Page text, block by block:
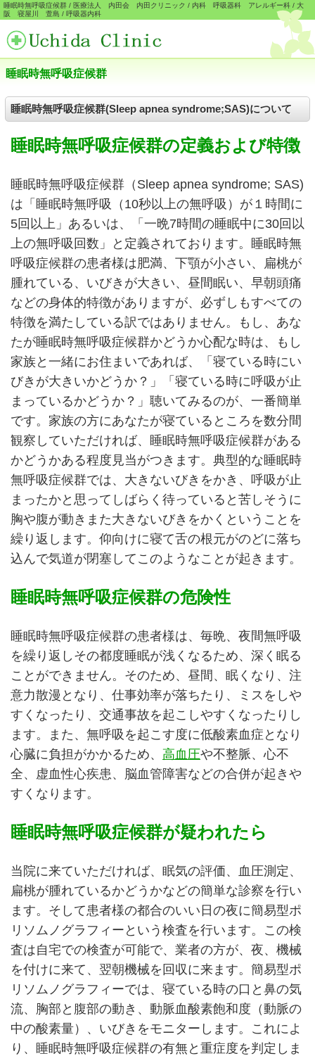
睡眠時無呼吸症候群 / 医療法人 内田会 内田クリニック / 内科 呼吸器科 アレルギー科 / 大
阪 寝屋川 萱島 / 呼吸器内科
睡眠時無呼吸症候群
睡眠時無呼吸症候群(Sleep apnea syndrome;SAS)について
睡眠時無呼吸症候群の定義および特徴
睡眠時無呼吸症候群（Sleep apnea syndrome; SAS)
は「睡眠時無呼吸（10秒以上の無呼吸）が１時間に
5回以上」あるいは、「一晩7時間の睡眠中に30回以
上の無呼吸回数」と定義されております。睡眠時無
呼吸症候群の患者様は肥満、下顎が小さい、扁桃が
腫れている、いびきが大きい、昼間眠い、早朝頭痛
などの身体的特徴がありますが、必ずしもすべての
特徴を満たしている訳ではありません。もし、あな
たが睡眠時無呼吸症候群かどうか心配な時は、もし
家族と一緒にお住まいであれば、「寝ている時にい
びきが大きいかどうか？」「寝ている時に呼吸が止
まっているかどうか？」聴いてみるのが、一番簡単
です。家族の方にあなたが寝ているところを数分間
観察していただければ、睡眠時無呼吸症候群がある
かどうかある程度見当がつきます。典型的な睡眠時
無呼吸症候群では、大きないびきをかき、呼吸が止
まったかと思ってしばらく待っていると苦しそうに
胸や腹が動きまた大きないびきをかくということを
繰り返します。仰向けに寝て舌の根元がのどに落ち
込んで気道が閉塞してこのようなことが起きます。
睡眠時無呼吸症候群の危険性
睡眠時無呼吸症候群の患者様は、毎晩、夜間無呼吸
を繰り返しその都度睡眠が浅くなるため、深く眠る
ことができません。そのため、昼間、眠くなり、注
意力散漫となり、仕事効率が落ちたり、ミスをしや
すくなったり、交通事故を起こしやすくなったりし
ます。また、無呼吸を起こす度に低酸素血症となり
心臓に負担がかかるため、 高血圧や不整脈、心不
全、虚血性心疾患、脳血管障害などの合併が起きや
すくなります。
睡眠時無呼吸症候群が疑われたら
当院に来ていただければ、眠気の評価、血圧測定、
扁桃が腫れているかどうかなどの簡単な診察を行い
ます。そして患者様の都合のいい日の夜に簡易型ポ
リソムノグラフィーという検査を行います。この検
査は自宅での検査が可能で、業者の方が、夜、機械
を付けに来て、翌朝機械を回収に来ます。簡易型ポ
リソムノグラフィーでは、寝ている時の口と鼻の気
流、胸部と腹部の動き、動脈血酸素飽和度（動脈の
中の酸素量）、いびきをモニターします。これによ
り、睡眠時無呼吸症候群の有無と重症度を判定しま